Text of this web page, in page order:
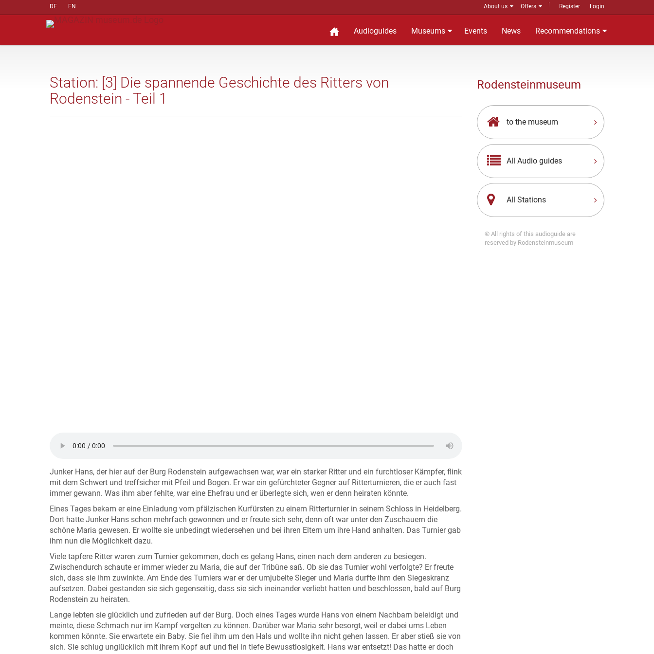
DE EN About us Offers Register Login
Audioguides Museums Events News Recommendations
Station: [3] Die spannende Geschichte des Ritters von
Rodenstein - Teil 1
Junker Hans, der hier auf der Burg Rodenstein aufgewachsen war, war ein starker Ritter und ein furchtloser Kämpfer, flink
mit dem Schwert und treffsicher mit Pfeil und Bogen. Er war ein gefürchteter Gegner auf Ritterturnieren, die er auch fast
immer gewann. Was ihm aber fehlte, war eine Ehefrau und er überlegte sich, wen er denn heiraten könnte.
Eines Tages bekam er eine Einladung vom pfälzischen Kurfürsten zu einem Ritterturnier in seinem Schloss in Heidelberg.
Dort hatte Junker Hans schon mehrfach gewonnen und er freute sich sehr, denn oft war unter den Zuschauern die
schöne Maria gewesen. Er wollte sie unbedingt wiedersehen und bei ihren Eltern um ihre Hand anhalten. Das Turnier gab
ihm nun die Möglichkeit dazu.
Viele tapfere Ritter waren zum Turnier gekommen, doch es gelang Hans, einen nach dem anderen zu besiegen.
Zwischendurch schaute er immer wieder zu Maria, die auf der Tribüne saß. Ob sie das Turnier wohl verfolgte? Er freute
sich, dass sie ihm zuwinkte. Am Ende des Turniers war er der umjubelte Sieger und Maria durfte ihm den Siegeskranz
aufsetzen. Dabei gestanden sie sich gegenseitig, dass sie sich ineinander verliebt hatten und beschlossen, bald auf Burg
Rodenstein zu heiraten.
Lange lebten sie glücklich und zufrieden auf der Burg. Doch eines Tages wurde Hans von einem Nachbarn beleidigt und
meinte, diese Schmach nur im Kampf vergelten zu können. Darüber war Maria sehr besorgt, weil er dabei ums Leben
kommen könnte. Sie erwartete ein Baby. Sie fiel ihm um den Hals und wollte ihn nicht gehen lassen. Er aber stieß sie von
sich. Sie schlug unglücklich mit ihrem Kopf auf und fiel in tiefe Bewusstlosigkeit. Hans war entsetzt! Das hatte er doch
Rodensteinmuseum
to the museum
All Audio guides
All Stations
© All rights of this audioguide are
reserved by Rodensteinmuseum